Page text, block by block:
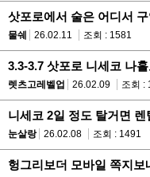
삿포로에서 술은 어디서
물쉐
26.02.11 조회 : 1581
3.3-3.7 삿포로 니세코 나
렛츠고레벨업
26.02.09 조회 :
니세코 2일 정도 탈거면
눈살랑
26.02.08 조회 : 1491
헝그리보더 모바일 쪽지보